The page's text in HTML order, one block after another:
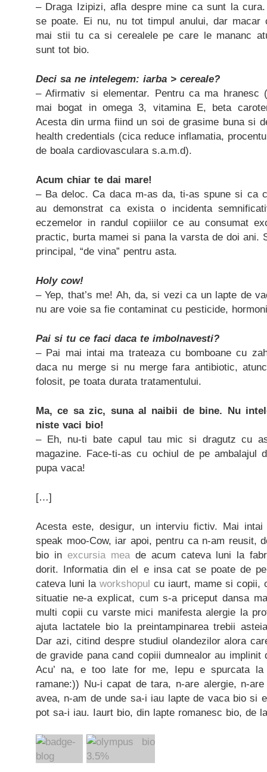
– Draga Izipizi, afla despre mine ca sunt la
se poate. Ei nu, nu tot timpul anului, dar
mai stii tu ca si cerealele pe care le mananc
sunt tot bio.
Deci sa ne intelegem: iarba > cereale?
– Afirmativ si elementar. Pentru ca ma
mai bogat in omega 3, vitamina E, beta
Acesta din urma fiind un soi de grasime buna si
health credentials (cica reduce inflamatia,
de boala cardiovasculara s.a.m.d).
Acum chiar te dai mare!
– Ba deloc. Ca daca m-as da, ti-as spune si ca
au demonstrat ca exista o incidenta
eczemelor in randul copiiilor ce au consumat
practic, burta mamei si pana la varsta de doi ani.
principal, “de vina” pentru asta.
Holy cow!
– Yep, that’s me! Ah, da, si vezi ca un lapte de
nu are voie sa fie contaminat cu pesticide,
Pai si tu ce faci daca te imbolnavesti?
– Pai mai intai ma trateaza cu bomboane cu
daca nu merge si nu merge fara antibiotic,
folosit, pe toata durata tratamentului.
Ma, ce sa zic, suna al naibii de bine. Nu
niste vaci bio!
– Eh, nu-ti bate capul tau mic si dragutz cu
magazine. Face-ti-as cu ochiul de pe ambalajul
pupa vaca!
[…]
Acesta este, desigur, un interviu fictiv. Mai
speak moo-Cow, iar apoi, pentru ca n-am reusit,
bio in excursia meade acum cateva luni la
dorit. Informatia din el e insa cat se poate de
cateva luni la workshopul cu iaurt, mame si copii,
situatie ne-a explicat, cum s-a priceput dansa
multi copii cu varste mici manifesta alergie la
ajuta lactatele bio la preintampinarea trebii
Dar azi, citind despre studiul olandezilor alora
de gravide pana cand copiii dumnealor au
Acu’ na, e too late for me, Iepu e spurcata
ramane:)) Nu-i capat de tara, n-are alergie, n-
avea, n-am de unde sa-i iau lapte de vaca bio si
pot sa-i iau. Iaurt bio, din lapte romanesc bio, de